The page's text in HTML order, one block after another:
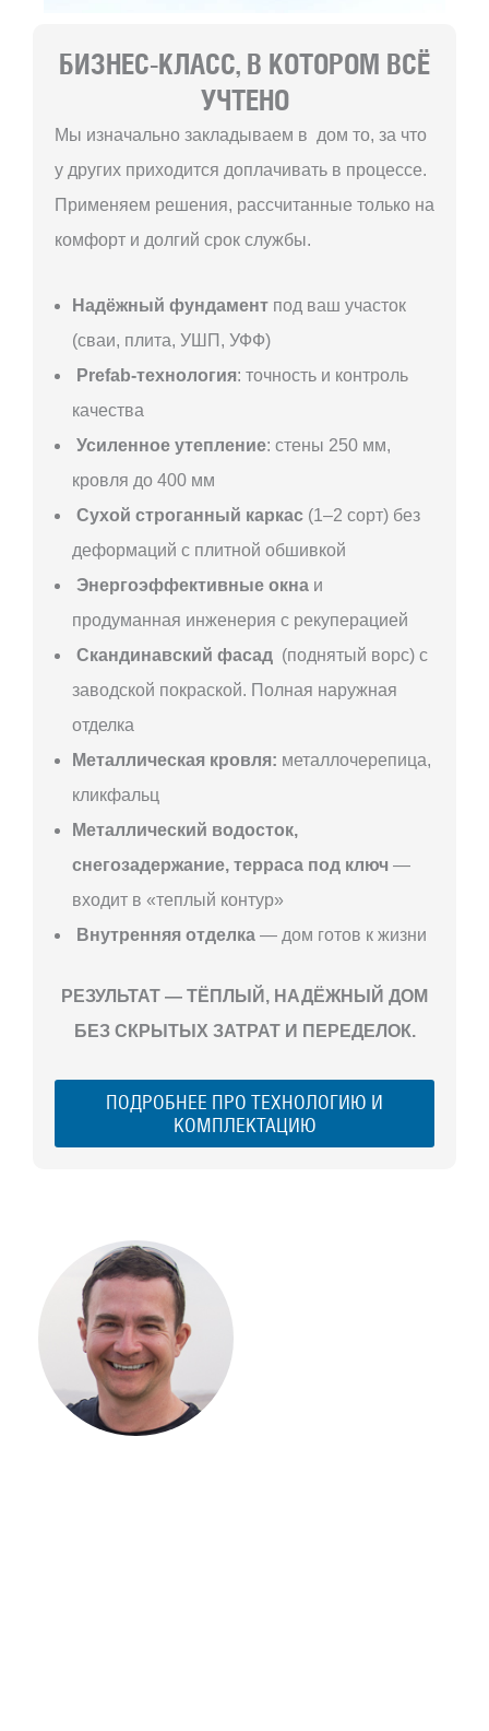
БИЗНЕС-КЛАСС, В КОТОРОМ ВСЁ
УЧТЕНО
Мы изначально закладываем в дом то, за что
у других приходится доплачивать в процессе.
Применяем решения, рассчитанные только на
комфорт и долгий срок службы.
Надёжный фундамент под ваш участок
(сваи, плита, УШП, УФФ)
Prefab-технология: точность и контроль
качества
Усиленное утепление: стены 250 мм,
кровля до 400 мм
Сухой строганный каркас (1–2 сорт) без
деформаций с плитной обшивкой
Энергоэффективные окна и
продуманная инженерия с рекуперацией
Скандинавский фасад (поднятый ворс) с
заводской покраской. Полная наружная
отделка
Металлическая кровля: металлочерепица,
кликфальц
Металлический водосток,
снегозадержание, терраса под ключ —
входит в «теплый контур»
Внутренняя отделка — дом готов к жизни
РЕЗУЛЬТАТ — ТЁПЛЫЙ, НАДЁЖНЫЙ ДОМ
БЕЗ СКРЫТЫХ ЗАТРАТ И ПЕРЕДЕЛОК.
ПОДРОБНЕЕ ПРО ТЕХНОЛОГИЮ И
КОМПЛЕКТАЦИЮ